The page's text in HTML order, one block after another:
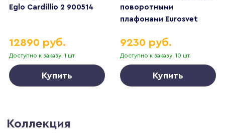
Eglo Cardillio 2 900514
Доступно к заказу: 1 шт.
12890 руб.
Купить
поворотными
плафонами Eurosvet
Доступно к заказу: 10 шт.
9230 руб.
Купить
Коллекция